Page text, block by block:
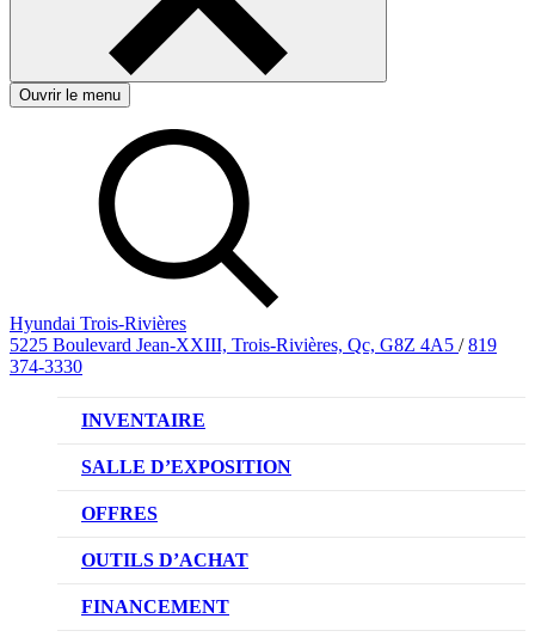
Ouvrir le menu
Hyundai Trois-Rivières
5225 Boulevard Jean-XXIII, Trois-Rivières, Qc, G8Z 4A5 / 819
374-3330
INVENTAIRE
VÉHICULES NEUFS
VÉHICULES D’OCCASION
SALLE D’EXPOSITION
OFFRES
OFFRE DE VÉHICULES NEUFS
OFFRES DU CONCESSIONNAIRE
OUTILS D’ACHAT
CL!QUEZ ET ACHETEZ HYUNDAI
FINANCEMENT